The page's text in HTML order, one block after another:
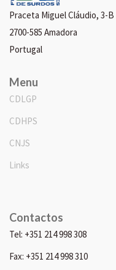
Praceta Miguel Cláudio, 3-B
2700-585 Amadora
Portugal
Menu
CDLGP
CDHPS
CNJS
Links
Contactos
Tel: +351 214 998 308
Fax: +351 214 998 310